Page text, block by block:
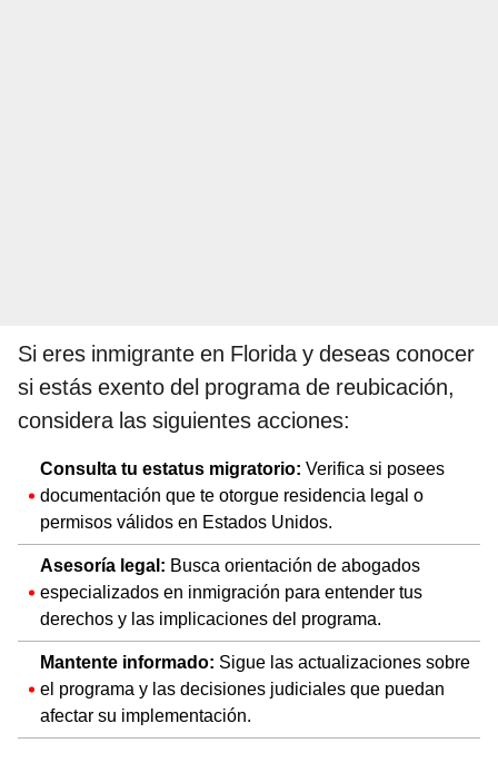
Si eres inmigrante en Florida y deseas conocer
si estás exento del programa de reubicación,
considera las siguientes acciones:
Consulta tu estatus migratorio: Verifica si posees
documentación que te otorgue residencia legal o
permisos válidos en Estados Unidos.
Asesoría legal: Busca orientación de abogados
especializados en inmigración para entender tus
derechos y las implicaciones del programa.
Mantente informado: Sigue las actualizaciones sobre
el programa y las decisiones judiciales que puedan
afectar su implementación.